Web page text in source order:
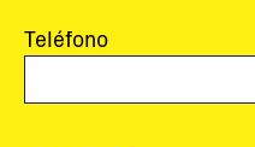
Teléfono